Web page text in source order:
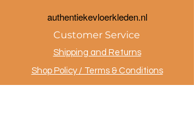
authentiekevloerkleden.nl
Customer Service
Shipping and Returns
Shop Policy / Terms & Conditions